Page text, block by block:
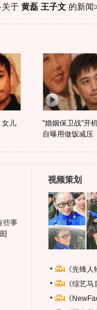
关于 黄磊 王子文的新闻
女儿
"婚姻保卫战"开
自曝用做饭减压
些事
]
视频策划
《先锋
《综艺
《